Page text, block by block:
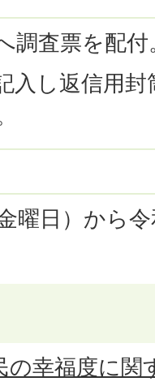
調査票を配付
入し返信用
曜日）から
の幸福度に関